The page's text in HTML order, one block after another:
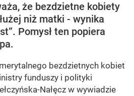
że bezdzietne kobiety
niż matki - wynika
Pomysł ten popiera
bezdzietnych kobiet
funduszy i polityki
Nałęcz w wywiadzie